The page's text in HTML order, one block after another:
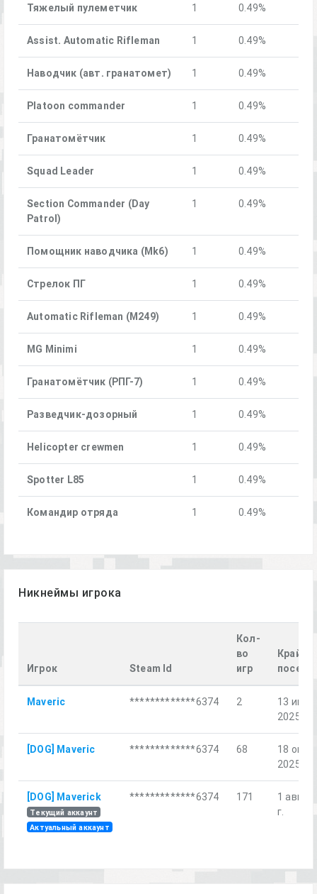
Тяжелый пулеметчик 1 0.49%
Assist. Automatic Rifleman 1 0.49%
Наводчик (авт. гранатомет) 1 0.49%
Platoon commander 1 0.49%
Гранатомётчик 1 0.49%
Squad Leader 1 0.49%
Section Commander (Day
Patrol)
1 0.49%
Помощник наводчика (Mk6) 1 0.49%
Стрелок ПГ 1 0.49%
Automatic Rifleman (M249) 1 0.49%
MG Minimi 1 0.49%
Гранатомётчик (РПГ-7) 1 0.49%
Разведчик-дозорный 1 0.49%
Helicopter crewmen 1 0.49%
Spotter L85 1 0.49%
Командир отряда 1 0.49%
Никнеймы игрока
Игрок Steam Id
Кол-
во
игр
Maveric *************6374 2
13 июн.
2025 г.
[DOG] Maveric *************6374 68
18 окт.
2025 г.
[DOG] Maverick
Текущий аккаунт
Актуальный аккаунт
*************6374 171
1 авг.
г.